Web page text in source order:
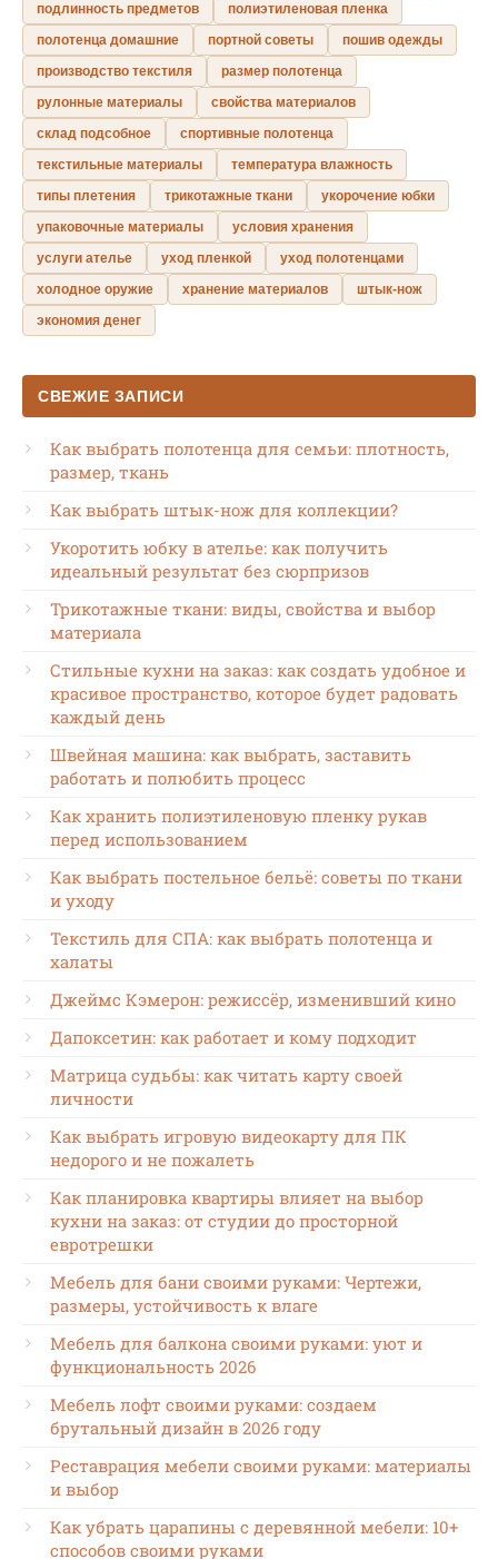
подлинность предметов
полиэтиленовая пленка
полотенца домашние
портной советы
пошив одежды
производство текстиля
размер полотенца
рулонные материалы
свойства материалов
склад подсобное
спортивные полотенца
текстильные материалы
температура влажность
типы плетения
трикотажные ткани
укорочение юбки
упаковочные материалы
условия хранения
услуги ателье
уход пленкой
уход полотенцами
холодное оружие
хранение материалов
штык-нож
экономия денег
СВЕЖИЕ ЗАПИСИ
Как выбрать полотенца для семьи: плотность,
размер, ткань
Как выбрать штык-нож для коллекции?
Укоротить юбку в ателье: как получить
идеальный результат без сюрпризов
Трикотажные ткани: виды, свойства и выбор
материала
Стильные кухни на заказ: как создать удобное и
красивое пространство, которое будет радовать
каждый день
Швейная машина: как выбрать, заставить
работать и полюбить процесс
Как хранить полиэтиленовую пленку рукав
перед использованием
Как выбрать постельное бельё: советы по ткани
и уходу
Текстиль для СПА: как выбрать полотенца и
халаты
Джеймс Кэмерон: режиссёр, изменивший кино
Дапоксетин: как работает и кому подходит
Матрица судьбы: как читать карту своей
личности
Как выбрать игровую видеокарту для ПК
недорого и не пожалеть
Как планировка квартиры влияет на выбор
кухни на заказ: от студии до просторной
евротрешки
Мебель для бани своими руками: Чертежи,
размеры, устойчивость к влаге
Мебель для балкона своими руками: уют и
функциональность 2026
Мебель лофт своими руками: создаем
брутальный дизайн в 2026 году
Реставрация мебели своими руками: материалы
и выбор
Как убрать царапины с деревянной мебели: 10+
способов своими руками